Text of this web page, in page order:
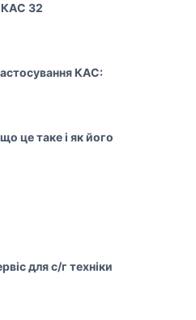
КАС 32
КАС:
це таке і як його
для с/г техніки